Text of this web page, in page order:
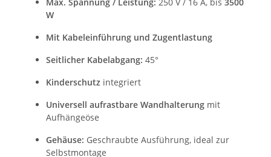
W
Mit Kabeleinführung und Zugentlastung
Seitlicher Kabelabgang: 45°
Kinderschutz integriert
Universell aufrastbare Wandhalterung mit
Aufhängeöse
Gehäuse: Geschraubte Ausführung, ideal zur
Selbstmontage